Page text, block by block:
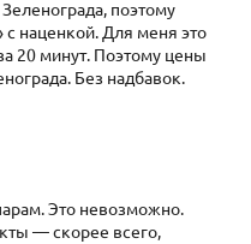
поэтому
наценкой. Для меня это
20 минут. Поэтому цены
Без надбавок.
Это невозможно.
— скорее всего,